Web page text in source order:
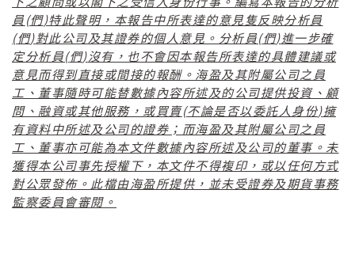
下之顧問或以閣下之受信人身份行事。編寫本報告的分析
員 (們)特此聲明，本報告中所表達的意見隻反映分析員
(們)對此公司及其證券的個人意見。分析員(們)進一步確
定分析員(們)沒有，也不會因本報告所表達的具體建議或
意見而得到直接或間接的報酬。海盈及其附屬公司之員
工、董事隨時可能替數據內容所述及的公司提供投資、顧
問、融資或其他服務，或買賣(不論是否以委託人身份)擁
有資料中所述及公司的證券；而海盈及其附屬公司之員
工、董事亦可能為本文件數據內容所述及公司的董事。未
獲得本公司事先授權下，本文件不得複印，或以任何方式
對公眾發佈。此檔由海盈所提供，並未受證券及期貨事務
監察委員會審閱。